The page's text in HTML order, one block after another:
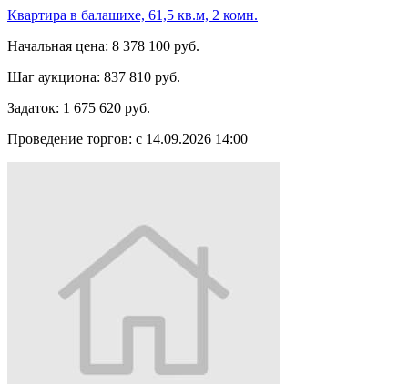
Квартира в балашихе, 61,5 кв.м, 2 комн.
Начальная цена: 8 378 100 руб.
Шаг аукциона: 837 810 руб.
Задаток: 1 675 620 руб.
Проведение торгов: с 14.09.2026 14:00